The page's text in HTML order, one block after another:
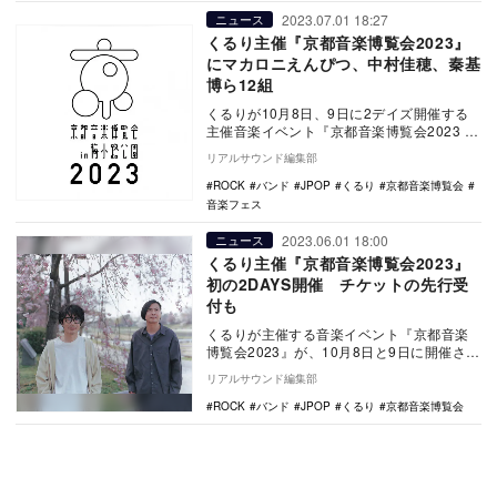
ニュース 2023.07.01 18:27
くるり主催『京都音楽博覧会2023』
にマカロニえんぴつ、中村佳穂、秦基
博ら12組
くるりが10月8日、9日に2デイズ開催する
主催音楽イベント『京都音楽博覧会2023 in
梅小路公園』の出演者が発表された。 …
リアルサウンド編集部
ROCK
バンド JPOP くるり
京都音楽博覧会
音楽フェス
ニュース 2023.06.01 18:00
くるり主催『京都音楽博覧会2023』
初の2DAYS開催 チケットの先行受
付も
くるりが主催する音楽イベント『京都音楽
博覧会2023』が、10月8日と9日に開催され
る。 同イベントは、京都市の中心部に…
リアルサウンド編集部
ROCK
バンド JPOP くるり 京都音楽博覧会